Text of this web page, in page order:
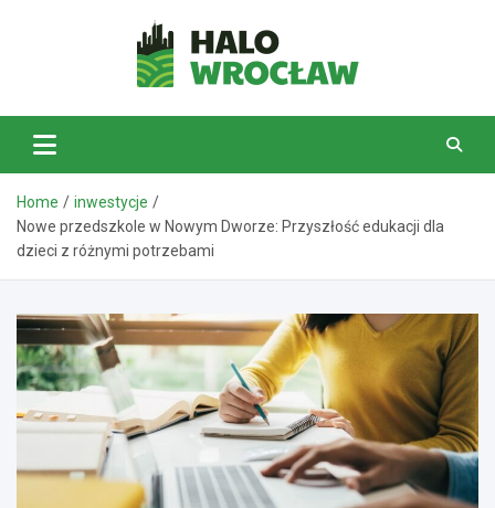
HaloWrocław.pl
Home
inwestycje
Nowe przedszkole w Nowym Dworze: Przyszłość edukacji dla
dzieci z różnymi potrzebami